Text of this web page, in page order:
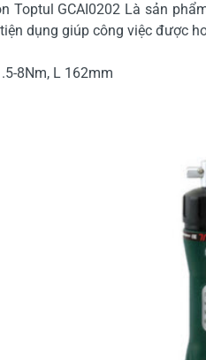
Toptul GCAI0202 Là sản
dụng giúp công việc được
8Nm, L 162mm